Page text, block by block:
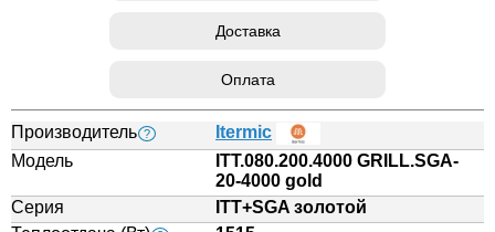
Доставка
Оплата
Производитель ?
Itermic
Модель
ITT.080.200.4000 GRILL.SGA-
20-4000 gold
Серия
ITT+SGA золотой